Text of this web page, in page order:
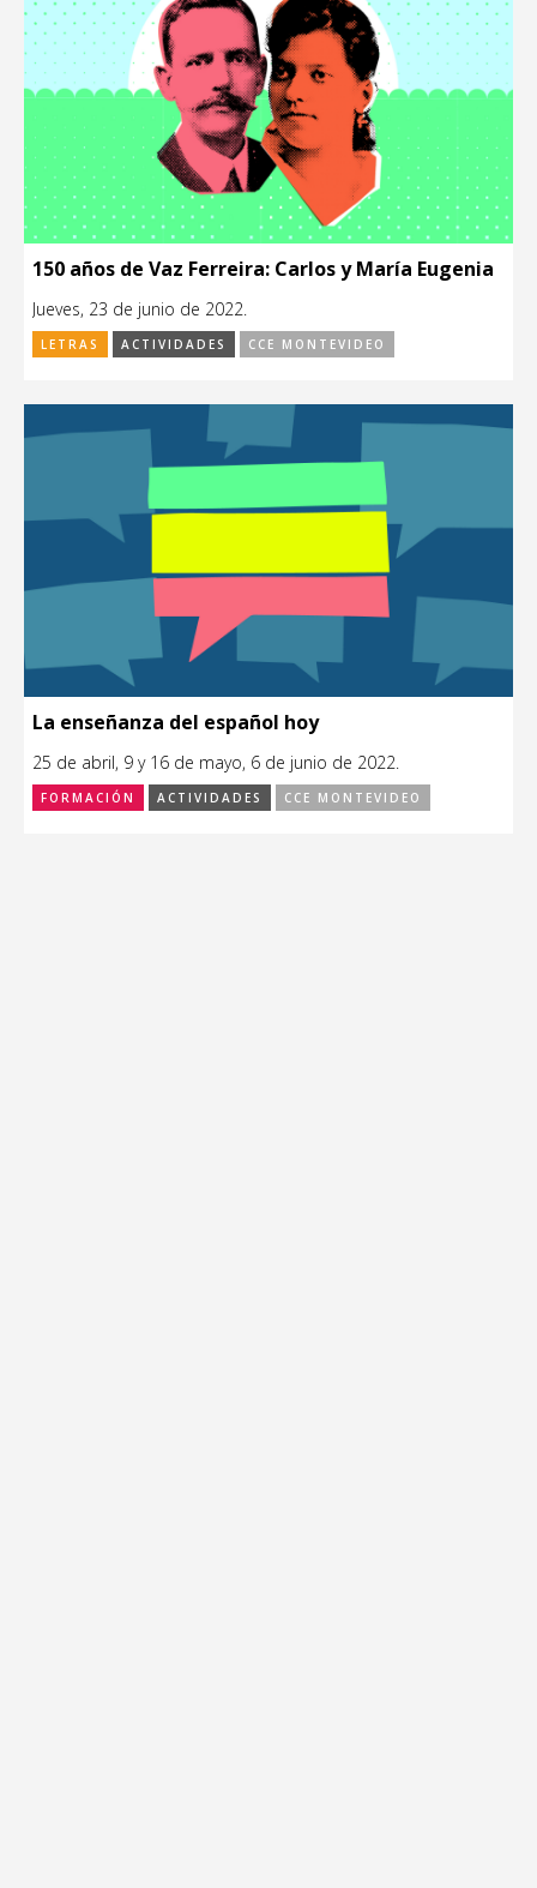
150 años de Vaz Ferreira: Carlos y María Eugenia
Jueves, 23 de junio de 2022.
LETRAS ACTIVIDADES CCE MONTEVIDEO
La enseñanza del español hoy
25 de abril, 9 y 16 de mayo, 6 de junio de 2022.
FORMACIÓN ACTIVIDADES CCE MONTEVIDEO